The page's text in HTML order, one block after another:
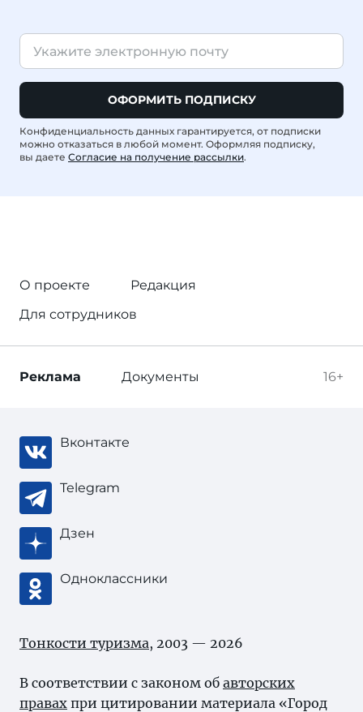
ОФОРМИТЬ ПОДПИСКУ
Конфиденциальность данных гарантируется, от подписки
можно отказаться в любой момент. Оформляя подписку,
вы даете Согласие на получение рассылки.
О проекте
Редакция
Для сотрудников
16+
Реклама Документы
Вконтакте
Telegram
Дзен
Одноклассники
Тонкости туризма, 2003 — 2026
В соответствии с законом об авторских
правах при цитировании материала «Город